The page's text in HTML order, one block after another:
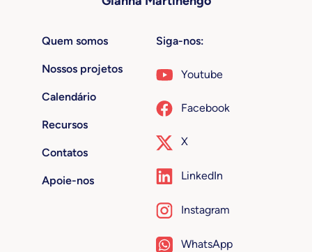
Quem somos
Nossos projetos
Calendário
Recursos
Contatos
Apoie-nos
Siga-nos:
Youtube
Facebook
X
LinkedIn
Instagram
WhatsApp